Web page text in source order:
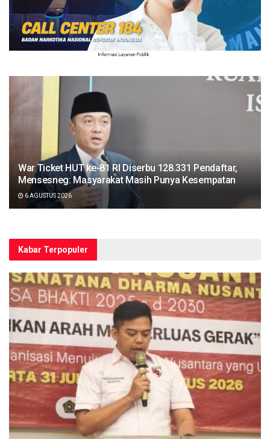
War Ticket HUT ke-81 RI Diserbu 128.331 Pendaftar,
Mensesneg: Masyarakat Masih Punya Kesempatan
6 AGUSTUS 2026
Kabar Terpopuler